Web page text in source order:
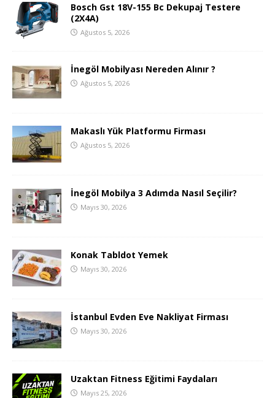
Bosch Gst 18V-155 Bc Dekupaj Testere
(2X4A)
Ağustos 5, 2026
İnegöl Mobilyası Nereden Alınır ?
Ağustos 5, 2026
Makaslı Yük Platformu Firması
Ağustos 5, 2026
İnegöl Mobilya 3 Adımda Nasıl Seçilir?
Mayıs 30, 2026
Konak Tabldot Yemek
Mayıs 30, 2026
İstanbul Evden Eve Nakliyat Firması
Mayıs 30, 2026
Uzaktan Fitness Eğitimi Faydaları
Mayıs 25, 2026